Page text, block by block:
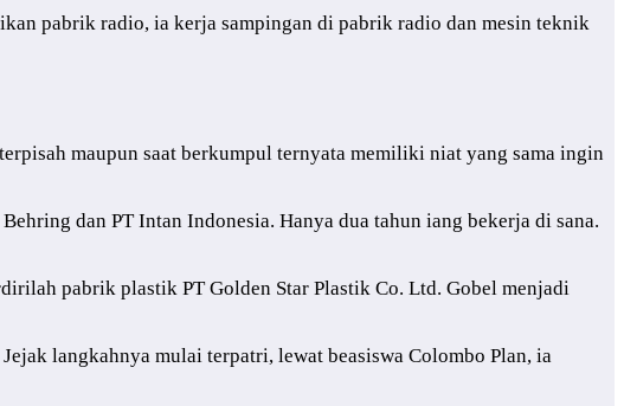
pabrik radio, ia kerja sampingan di pabrik radio dan mesin teknik
maupun saat berkumpul ternyata memiliki niat yang sama ingin
dan PT Intan Indonesia. Hanya dua tahun iang bekerja di sana.
pabrik plastik PT Golden Star Plastik Co. Ltd. Gobel menjadi
langkahnya mulai terpatri, lewat beasiswa Colombo Plan, ia